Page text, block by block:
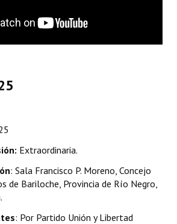
Públicas
Extraordinaria.
: Sala Francisco P. Moreno, Concejo
de Bariloche, Provincia de Río Negro,
: Por Partido Unión y Libertad